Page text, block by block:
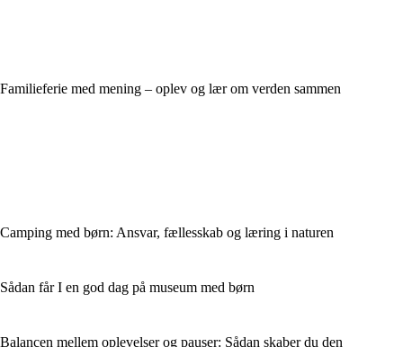
Familieferie med mening – oplev og lær om verden sammen
Camping med børn: Ansvar, fællesskab og læring i naturen
Sådan får I en god dag på museum med børn
Balancen mellem oplevelser og pauser: Sådan skaber du den